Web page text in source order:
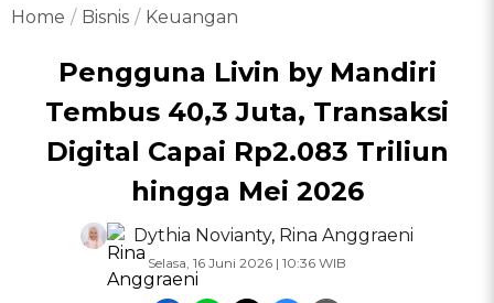
Home Bisnis Keuangan
Pengguna Livin by Mandiri
Tembus 40,3 Juta, Transaksi
Digital Capai Rp2.083 Triliun
hingga Mei 2026
Dythia Novianty, Rina Anggraeni
Selasa, 16 Juni 2026 | 10:36 WIB